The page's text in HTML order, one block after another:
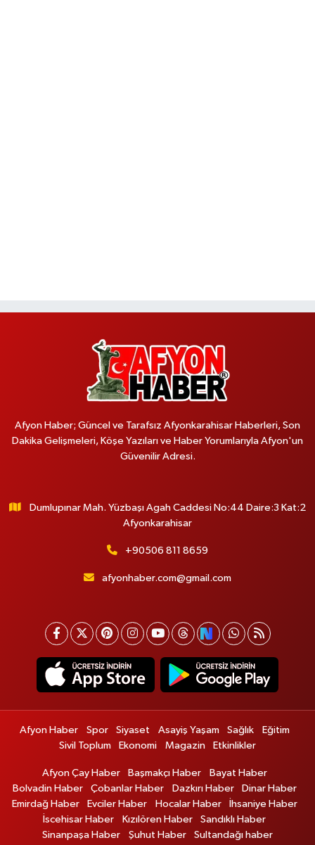
Afyon Haber; Güncel ve Tarafsız Afyonkarahisar Haberleri, Son
Dakika Gelişmeleri, Köşe Yazıları ve Haber Yorumlarıyla Afyon'un
Güvenilir Adresi.
Dumlupınar Mah. Yüzbaşı Agah Caddesi No:44 Daire:3 Kat:2
Afyonkarahisar
+90506 811 8659
afyonhaber.com@gmail.com
Afyon Haber Spor Siyaset Asayiş Yaşam Sağlık
Eğitim
Sivil Toplum
Ekonomi Magazin Etkinlikler
Afyon Çay Haber Başmakçı Haber
Bayat Haber
Bolvadin Haber
Çobanlar Haber Dazkırı Haber
Dinar Haber
Emirdağ Haber
Evciler Haber Hocalar Haber
İhsaniye Haber
İscehisar Haber
Kızılören Haber
Sandıklı Haber
Sinanpaşa Haber
Şuhut Haber Sultandağı haber